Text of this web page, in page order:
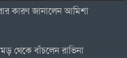
কারণ জানালেন আমিশা
থেকে বাঁচলেন রাভিনা